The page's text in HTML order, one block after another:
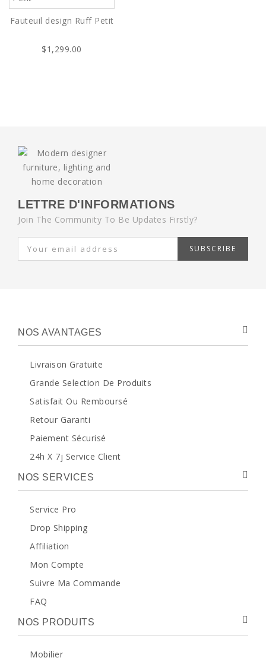
Fauteuil design Ruff Petit
$1,299.00
LETTRE D'INFORMATIONS
Join The Community To Be Updates Firstly?
SUBSCRIBE
NOS AVANTAGES
Livraison Gratuite
Grande Selection De Produits
Satisfait Ou Remboursé
Retour Garanti
Paiement Sécurisé
24h X 7j Service Client
NOS SERVICES
Service Pro
Drop Shipping
Affiliation
Mon Compte
Suivre Ma Commande
FAQ
NOS PRODUITS
Mobilier